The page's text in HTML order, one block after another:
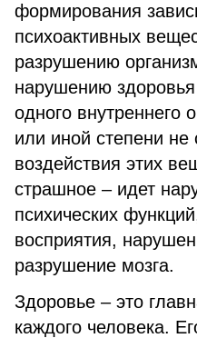
формирования
психоактивных
разрушению
нарушению
одного внутреннего
или иной степени не
воздействия этих
страшное – идет
психических
восприятия,
разрушение мозга.
Здоровье – это
каждого человека.